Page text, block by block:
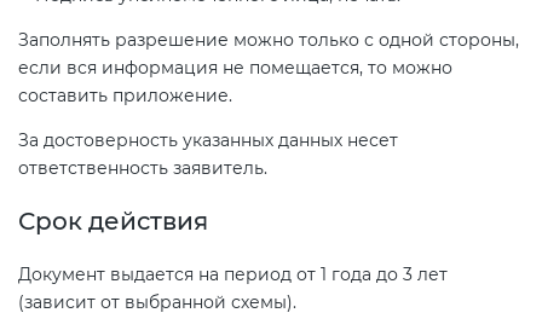
Заполнять разрешение можно только с одной стороны,
если вся информация не помещается, то можно
составить приложение.
За достоверность указанных данных несет
ответственность заявитель.
Срок действия
Документ выдается на период от 1 года до 3 лет
(зависит от выбранной схемы).